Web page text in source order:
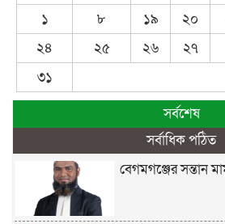
১
৮ ১৯ ২০
২৪
২৫ ২৬ ২৭
৩১
সর্বশেষ
সর্বাধিক পঠিত
বেগমগঞ্জের সন্তান